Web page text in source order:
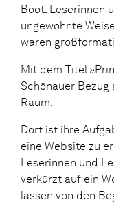
Boot. Leserinnen
ungewohnte
waren
Mit dem Titel
Schönauer
Raum.
Dort ist ihre
eine Website zu
Leserinnen und
verkürzt auf ein
lassen von den